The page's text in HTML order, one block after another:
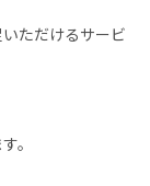
ただけるサービ
。